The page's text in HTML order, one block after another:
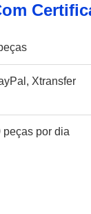
Xtransfer
peças por dia